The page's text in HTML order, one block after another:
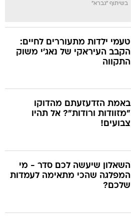
בשיתוף "גברא"
טעמי ילדות מתעוררים לחיים:
הקבב העיראקי של נאג׳י משוק
התקווה
באמת הזדעזעתם מהדוקו
"מזוודות ורודות"? אל תהיו
צבועים!
השאלון שיעשה לכם סדר - מי
המפלגה שהכי מתאימה לעמדות
שלכם?